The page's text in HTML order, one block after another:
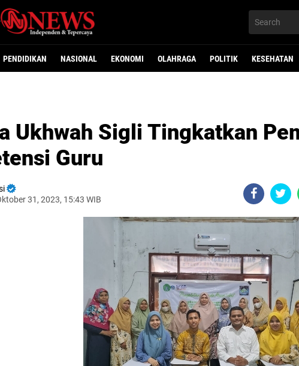
PENDIDIKAN NASIONAL EKONOMI OLAHRAGA POLITIK KESEHATAN
Ukhwah Sigli Tingkatkan
Guru
31, 2023, 15:43 WIB